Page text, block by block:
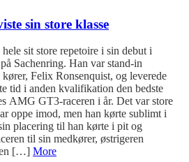
sin store klasse
sit store repetoire i sin debut i
Sachenring. Han var stand-in
kører, Felix Ronsenquist, og leverede
tid i anden kvalifikation den bedste
AMG GT3-raceren i år. Det var store
oppe imod, men han kørte sublimt i
placering til han kørte i pit og
til sin medkører, østrigeren
[…] More